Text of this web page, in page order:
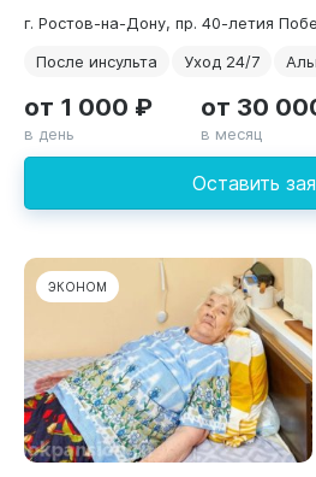
г. Ростов-на-Дону, пр. 40-летия
После инсульта
Уход 24/7
Оставить
от 1 000 ₽
в день
от 30
в месяц
ЭКОНОМ